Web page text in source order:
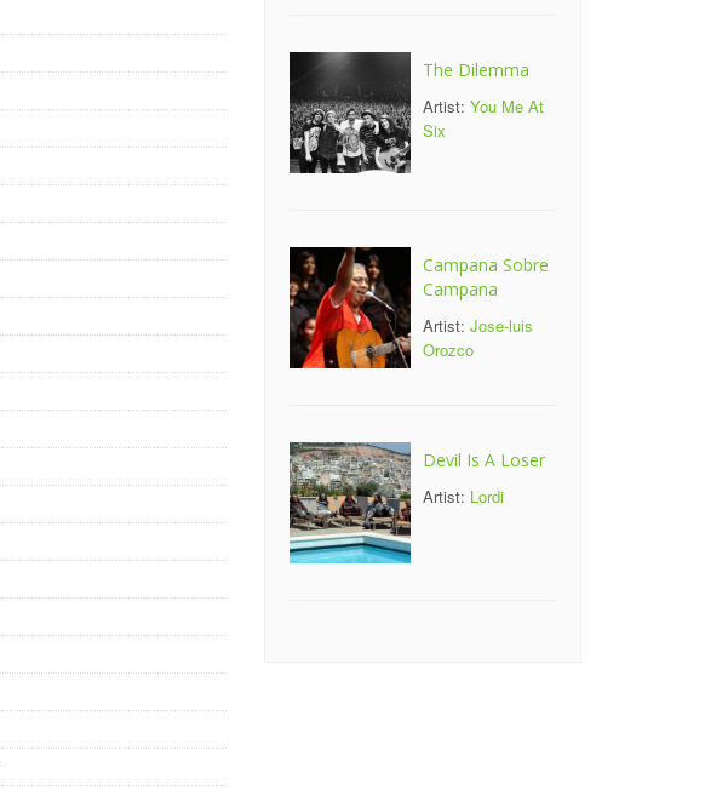
The Dilemma
Artist: You Me At
Six
Campana Sobre
Campana
Artist: Jose-luis
Orozco
Devil Is A Loser
Artist: Lordi